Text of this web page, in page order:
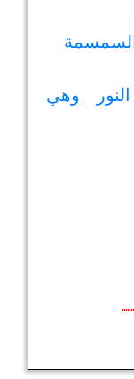
السمسمة
وهي